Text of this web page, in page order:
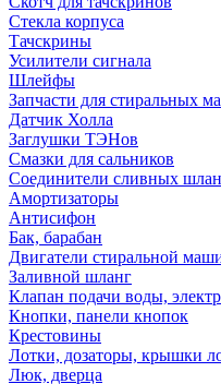
Стекла корпуса
Тачскрины
Усилители сигнала
Шлейфы
Запчасти для стиральных
Датчик Холла
Заглушки ТЭНов
Смазки для сальников
Соединители сливных
Амортизаторы
Антисифон
Бак, барабан
Двигатели стиральной
Заливной шланг
Клапан подачи воды,
Кнопки, панели кнопок
Крестовины
Лотки, дозаторы, крышки
Люк, дверца